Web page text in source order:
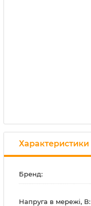
Характеристики
Бренд:
Напруга в мережі, В: